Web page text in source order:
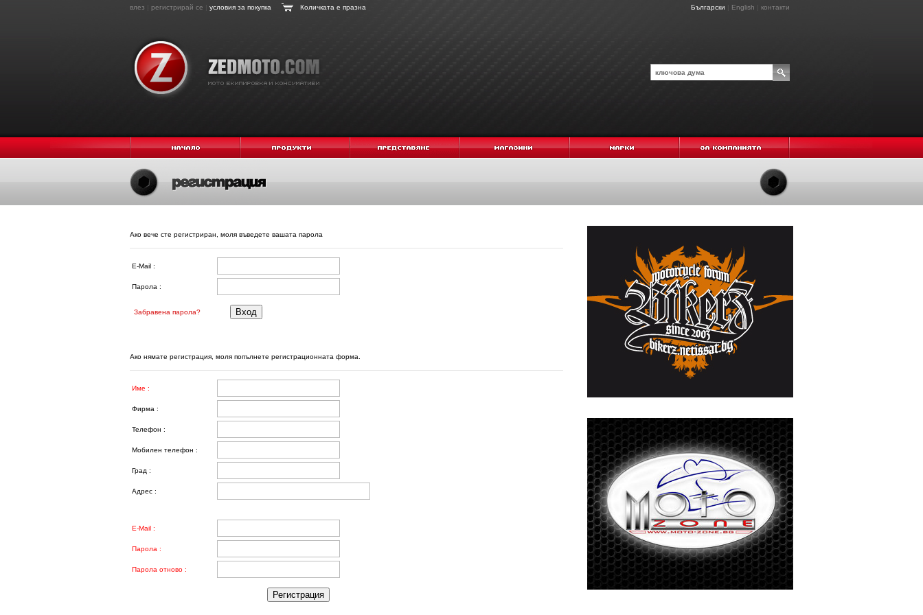
влез регистрирай се условия за покупка Количката е празна Български English контакти
Ако вече сте регистриран, моля въведете вашата парола
E-Mail :
Парола :
Забравена парола?
Ако нямате регистрация, моля попълнете регистрационната форма.
Име :
Фирма :
Телефон :
Мобилен телефон :
Град :
Адрес :
E-Mail :
Парола :
Парола отново :